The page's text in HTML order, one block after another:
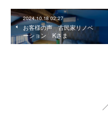
2024.10.18 02:27
お客様の声 古民家リノベ
ーション Kさま